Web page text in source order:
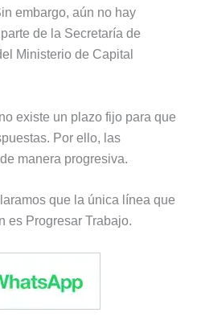
embargo, aún no hay
de la Secretaría de
Ministerio de Capital
existe un plazo fijo para que
Por ello, las
manera progresiva.
que la única línea que
es Progresar Trabajo.